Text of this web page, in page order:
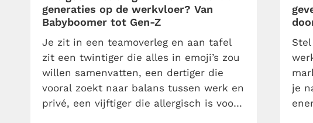
generaties op de werkvloer? Van
Babyboomer tot Gen-Z
Je zit in een teamoverleg en aan tafel
zit een twintiger die alles in emoji’s zou
willen samenvatten, een dertiger die
vooral zoekt naar balans tussen werk en
privé, een vijftiger die allergisch is voor
je